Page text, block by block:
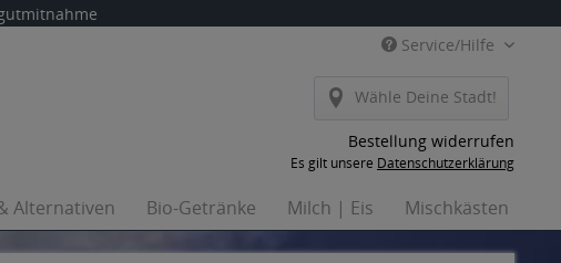
Service/Hilfe
Wähle Deine Stadt!
Bestellung widerrufen
Es gilt unsere Datenschutzerklärung
Alternativen Bio-Getränke Milch | Eis Mischkästen